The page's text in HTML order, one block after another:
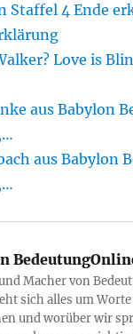
Staffel 4 Ende
Love is
aus Babylon
aus Babylon
Macher von
sich alles um
und worüber wir